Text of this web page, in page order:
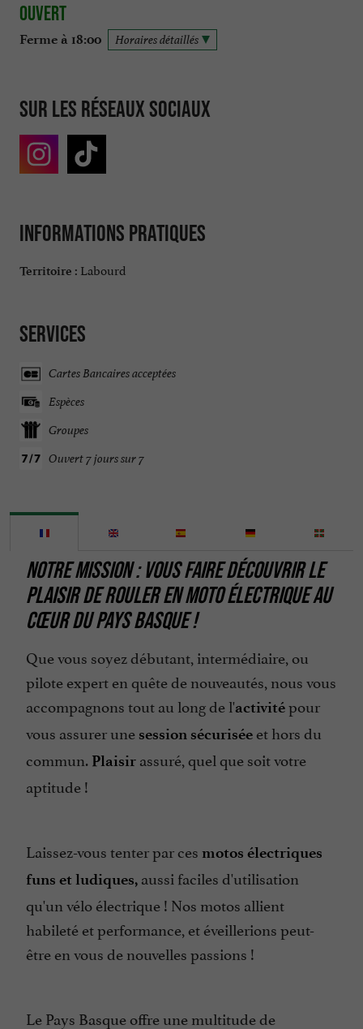
Ouvert
Ferme à 18:00 Horaires détaillés
Sur les réseaux sociaux
Informations pratiques
Territoire : Labourd
Services
Cartes Bancaires acceptées
Espèces
Groupes
Ouvert 7 jours sur 7
NOTRE MISSION : VOUSFAIRE DÉCOUVRIR LE
PLAISIR DE ROULER EN MOTO ÉLECTRIQUE AU
CŒUR DU PAYS BASQUE !
Que vous soyez débutant, intermédiaire, ou
pilote expert en quête de nouveautés, nous vous
accompagnons tout au long de l'activitépour
vous assurer une session sécurisée et hors du
commun. Plaisir assuré, quel que soit votre
aptitude !
Laissez-vous tenter par ces motos électriques
funs et ludiques, aussi faciles d'utilisation
qu'un vélo électrique ! Nos motos allient
habileté et performance, et éveillerions peut-
être en vous de nouvelles passions !
Le Pays Basque offre une multitude de